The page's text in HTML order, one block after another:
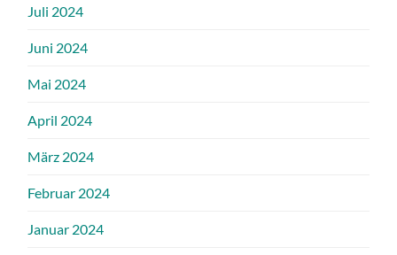
Juli 2024
Juni 2024
Mai 2024
April 2024
März 2024
Februar 2024
Januar 2024